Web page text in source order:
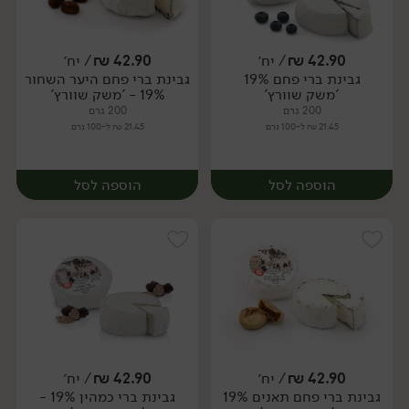
יח׳ יח׳
42.90
₪/ יח׳
גבינת ברי פחם 19%
'משק שוורץ'
200 גרם
21.45 ₪ ל-100 גרם
הוספה לסל
יח׳
42.90
₪/ יח׳
גבינת ברי פחם היער השחור
19% - 'משק שוורץ'
200 גרם
21.45 ₪ ל-100 גרם
הוספה לסל
יח׳
42.90
₪/ יח׳
גבינת ברי פחם תאנים 19%
42.90
₪/ יח׳
גבינת ברי כמהין 19% -